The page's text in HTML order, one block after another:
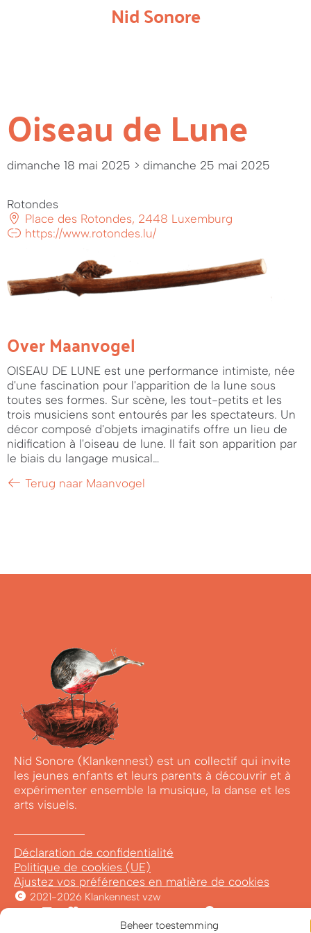
Beheer toestemming
Nid Sonore
Oiseau de Lune
dimanche 18 mai 2025 > dimanche 25 mai 2025
Rotondes
Place des Rotondes, 2448 Luxemburg
https://www.rotondes.lu/
Over Maanvogel
OISEAU DE LUNE est une performance intimiste, née
d'une fascination pour l'apparition de la lune sous
toutes ses formes. Sur scène, les tout-petits et les
trois musiciens sont entourés par les spectateurs. Un
décor composé d'objets imaginatifs offre un lieu de
nidification à l'oiseau de lune. Il fait son apparition par
le biais du langage musical…
Terug naar Maanvogel
Nid Sonore (Klankennest) est un collectif qui invite
les jeunes enfants et leurs parents à découvrir et à
expérimenter ensemble la musique, la danse et les
arts visuels.
Déclaration de confidentialité
Politique de cookies (UE)
Ajustez vos préférences en matière de cookies
2021-2026 Klankennest vzw
Avec
& conçu par Wild van Vorm